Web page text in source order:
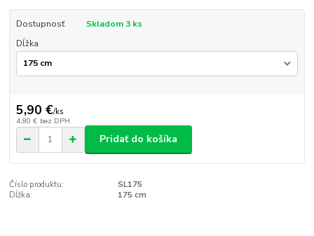
Dostupnosť
Skladom 3 ks
Dĺžka
5,90 €/ks
4,80 € bez DPH
Pridať do košíka
Číslo produktu:
SL175
Dĺžka:
175 cm